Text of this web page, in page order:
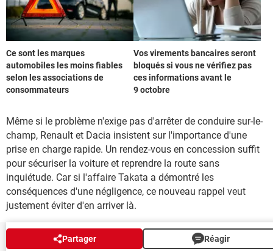
Ce sont les marques
automobiles les moins fiables
selon les associations de
consommateurs
Vos virements bancaires seront
bloqués si vous ne vérifiez pas
ces informations avant le
9 octobre
Même si le problème n'exige pas d'arrêter de conduire sur-le-
champ, Renault et Dacia insistent sur l'importance d'une
prise en charge rapide. Un rendez-vous en concession suffit
pour sécuriser la voiture et reprendre la route sans
inquiétude. Car si l'affaire Takata a démontré les
conséquences d'une négligence, ce nouveau rappel veut
justement éviter d'en arriver là.
Partager Réagir